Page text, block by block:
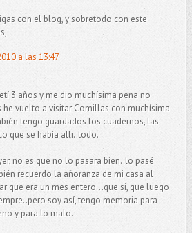
con el blog, y sobretodo con este
a las 13:47
3 años y me dio muchísima pena no
he vuelto a visitar Comillas con muchísima
tengo guardados los cuadernos, las
que se había alli..todo.
no es que no lo pasara bien..lo pasé
recuerdo la añoranza de mi casa al
que era un mes entero...que si, que luego
soy así, tengo memoria para
y para lo malo.